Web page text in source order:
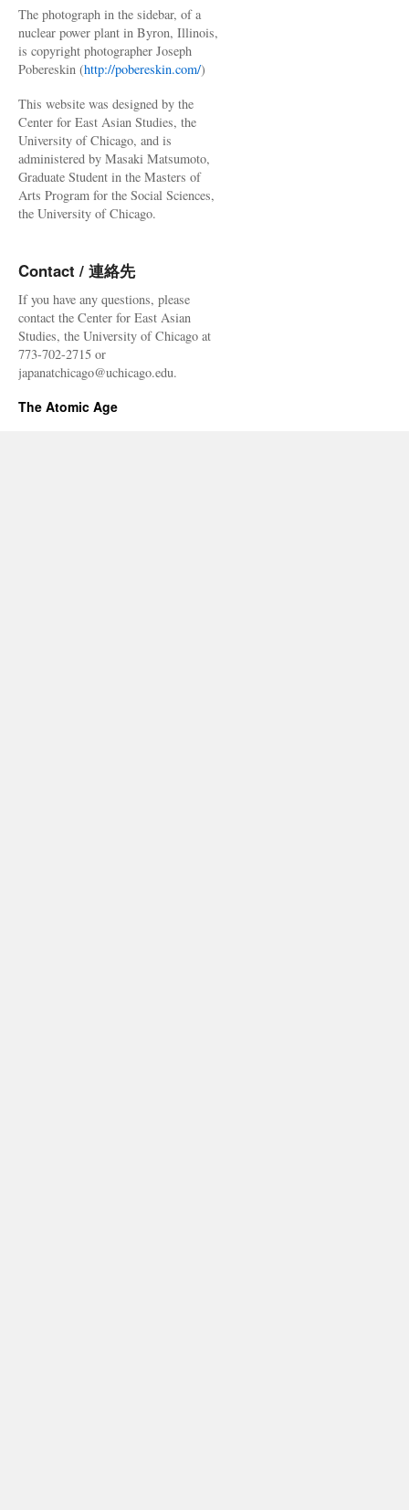
The photograph in the sidebar, of a
nuclear power plant in Byron, Illinois,
is copyright photographer Joseph
Pobereskin (http://pobereskin.com/)
This website was designed by the
Center for East Asian Studies, the
University of Chicago, and is
administered by Masaki Matsumoto,
Graduate Student in the Masters of
Arts Program for the Social Sciences,
the University of Chicago.
Contact / 連絡先
If you have any questions, please
contact the Center for East Asian
Studies, the University of Chicago at
773-702-2715 or
japanatchicago@uchicago.edu.
The Atomic Age